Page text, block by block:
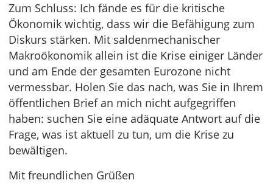
Zum Schluss: Ich fände es für die kritische
Ökonomik wichtig, dass wir die Befähigung zum
Diskurs stärken. Mit saldenmechanischer
Makroökonomik allein ist die Krise einiger Länder
und am Ende der gesamten Eurozone nicht
vermessbar. Holen Sie das nach, was Sie in Ihrem
öffentlichen Brief an mich nicht aufgegriffen
haben: suchen Sie eine adäquate Antwort auf die
Frage, was ist aktuell zu tun, um die Krise zu
bewältigen.
Mit freundlichen Grüßen